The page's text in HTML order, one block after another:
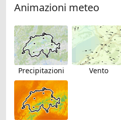
Animazioni meteo
Precipitazioni Vento